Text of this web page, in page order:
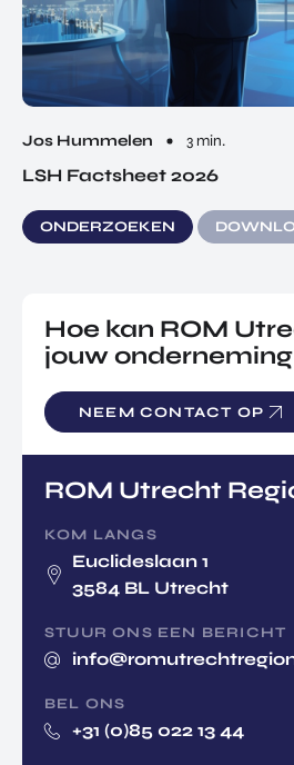
Jos Hummelen 3 min.
LSH Factsheet 2026
ONDERZOEKEN
Hoe kan ROM
jouw
NEEM CONTACT OP
ROM Utrecht
KOM LANGS
Euclideslaan 1
3584 BL Utrecht
STUUR ONS EEN BERICHT
BEL ONS
+31 (0)85 022 13 44